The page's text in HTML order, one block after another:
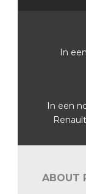
In
In een
ABOUT